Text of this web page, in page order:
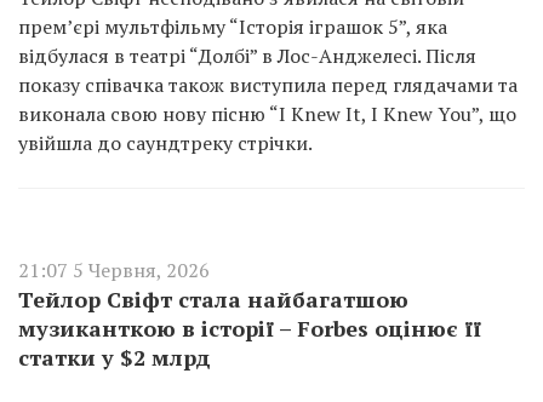
прем’єрі мультфільму “Історія іграшок 5”, яка
відбулася в театрі “Долбі” в Лос-Анджелесі. Після
показу співачка також виступила перед глядачами та
виконала свою нову пісню “I Knew It, I Knew You”, що
увійшла до саундтреку стрічки.
21:07 5 Червня, 2026
Тейлор Свіфт стала найбагатшою
музиканткою в історії – Forbes оцінює її
статки у $2 млрд